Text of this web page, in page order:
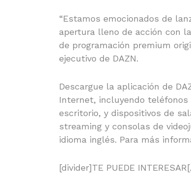
“Estamos emocionados de
apertura lleno de acción con
de programación premium
ejecutivo de DAZN.
Descargue la aplicación de
Internet, incluyendo
escritorio, y dispositivos de
streaming y consolas de
idioma inglés. Para más
[divider]TE PUEDE